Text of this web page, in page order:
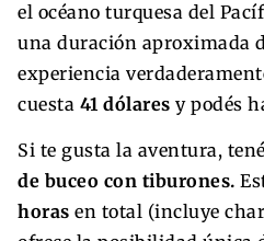
el océano turquesa del
una duración aproximada
experiencia
cuesta 41 dólares y podés
Si te gusta la aventura,
de buceo con tiburones.
horas en total (incluye